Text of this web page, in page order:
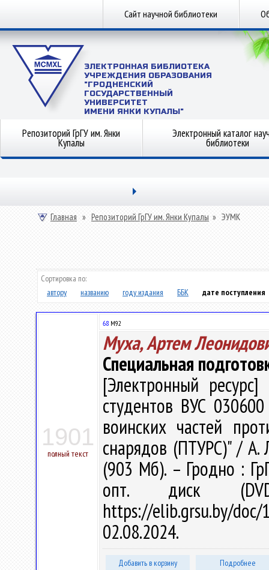
Сайт научной библиотеки
ЭЛЕКТРОННАЯ БИБЛИОТЕКА
УЧРЕЖДЕНИЯ ОБРАЗОВАНИЯ
"ГРОДНЕНСКИЙ
ГОСУДАРСТВЕННЫЙ
УНИВЕРСИТЕТ
ИМЕНИ ЯНКИ КУПАЛЫ"
Репозиторий ГрГУ им. Янки
Купалы
Электронный каталог
библиотеки
Главная » Репозиторий ГрГУ им. Янки Купалы » ЭУМК
Сортировка по:
автору
названию году издания ББК дате поступления
1901
полный текст
68 М92
Муха, Артем
Специальная
[Электронный
студентов ВУС
воинских частей
снарядов (ПТУРС)" / А.
(903 Мб). – Гродно :
опт. диск
https://elib.grsu.by/
02.08.2024.
Добавить в корзину Подробнее